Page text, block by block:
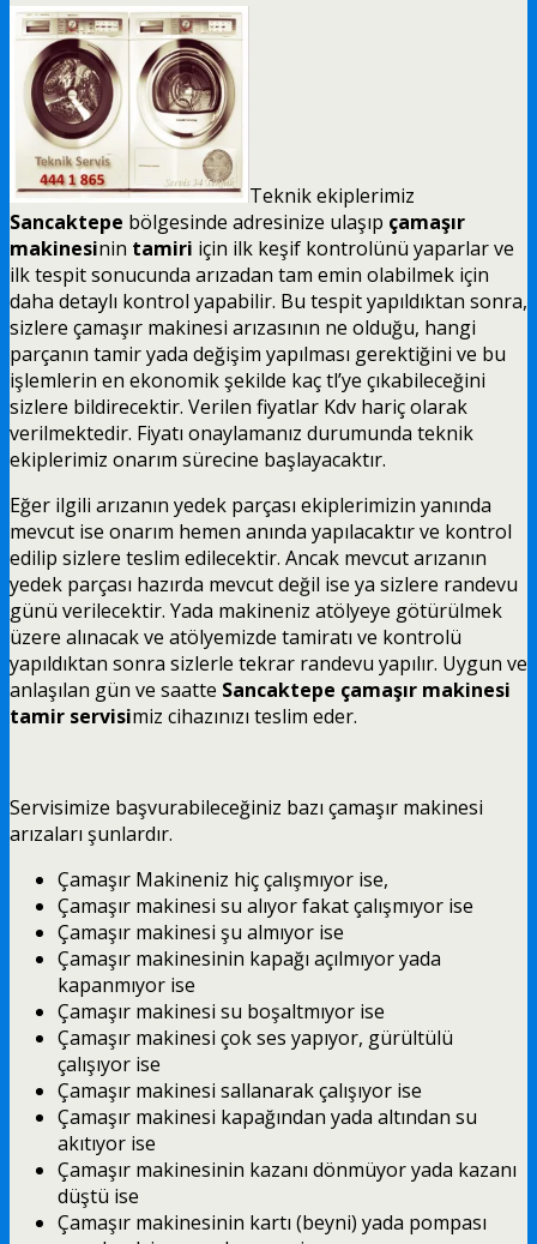
Teknik ekiplerimiz
Sancaktepe bölgesinde adresinize ulaşıp çamaşır
makinesinin tamiri için ilk keşif kontrolünü yaparlar ve
ilk tespit sonucunda arızadan tam emin olabilmek için
daha detaylı kontrol yapabilir. Bu tespit yapıldıktan sonra,
sizlere çamaşır makinesi arızasının ne olduğu, hangi
parçanın tamir yada değişim yapılması gerektiğini ve bu
işlemlerin en ekonomik şekilde kaç tl’ye çıkabileceğini
sizlere bildirecektir. Verilen fiyatlar Kdv hariç olarak
verilmektedir. Fiyatı onaylamanız durumunda teknik
ekiplerimiz onarım sürecine başlayacaktır.
Eğer ilgili arızanın yedek parçası ekiplerimizin yanında
mevcut ise onarım hemen anında yapılacaktır ve kontrol
edilip sizlere teslim edilecektir. Ancak mevcut arızanın
yedek parçası hazırda mevcut değil ise ya sizlere randevu
günü verilecektir. Yada makineniz atölyeye götürülmek
üzere alınacak ve atölyemizde tamiratı ve kontrolü
yapıldıktan sonra sizlerle tekrar randevu yapılır. Uygun ve
anlaşılan gün ve saatte Sancaktepe çamaşır makinesi
tamir servisimiz cihazınızı teslim eder.
Servisimize başvurabileceğiniz bazı çamaşır makinesi
arızaları şunlardır.
Çamaşır Makineniz hiç çalışmıyor ise,
Çamaşır makinesi su alıyor fakat çalışmıyor ise
Çamaşır makinesi şu almıyor ise
Çamaşır makinesinin kapağı açılmıyor yada
kapanmıyor ise
Çamaşır makinesi su boşaltmıyor ise
Çamaşır makinesi çok ses yapıyor, gürültülü
çalışıyor ise
Çamaşır makinesi sallanarak çalışıyor ise
Çamaşır makinesi kapağından yada altından su
akıtıyor ise
Çamaşır makinesinin kazanı dönmüyor yada kazanı
düştü ise
Çamaşır makinesinin kartı (beyni) yada pompası